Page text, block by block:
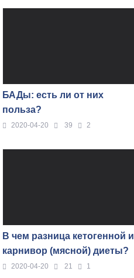
БАДы: есть ли от них
польза?
2020-04-20 39 2
В чем разница кетогенной и
карнивор (мясной) диеты?
2020-04-20 21 1